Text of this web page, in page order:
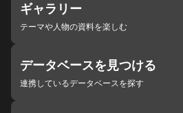
ギャラリー
テーマや人物の資料を楽しむ
データベースを見つける
連携しているデータベースを探す